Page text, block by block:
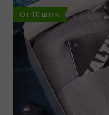
От 10 штук